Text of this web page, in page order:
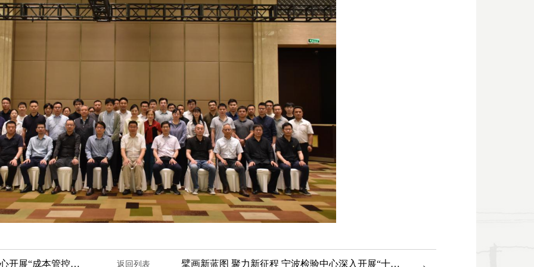
精控成本 焕新提升 | 宁波检验中心开展“成本管控与提质增效”中干培训 返回列表 擘画新蓝图 聚力新征程 宁波检验中心深入开展“十五五”战略规划研讨会